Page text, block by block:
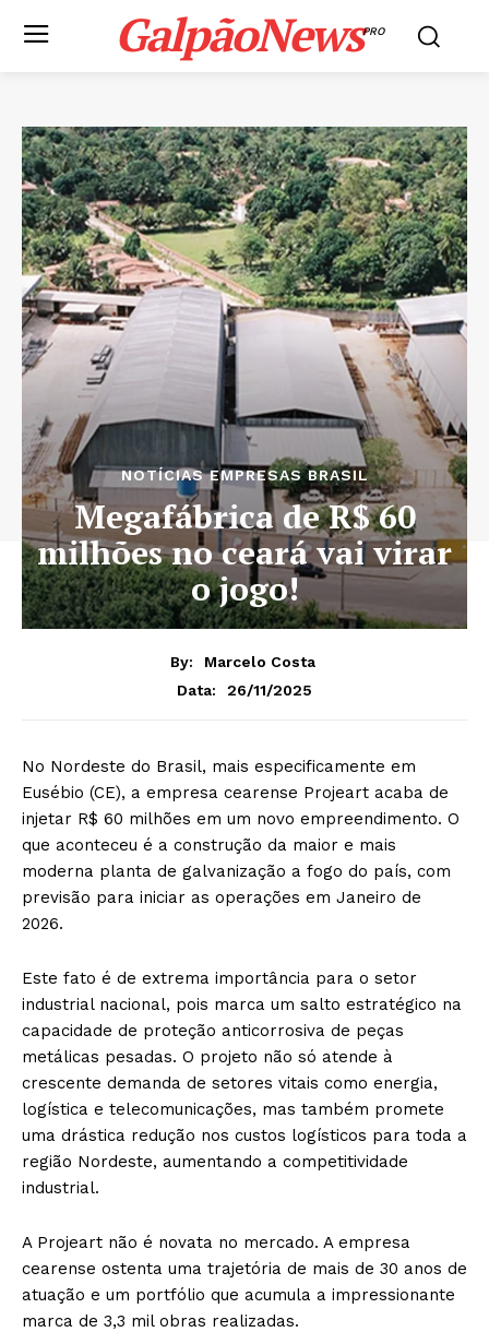
GalpãoNewsPRO
NOTÍCIAS EMPRESAS BRASIL
Megafábrica de R$ 60
milhões no ceará vai virar
o jogo!
By:
Marcelo Costa
Data:
26/11/2025
No Nordeste do Brasil, mais especificamente em
Eusébio (CE), a empresa cearense Projeart acaba de
injetar R$ 60 milhões em um novo empreendimento. O
que aconteceu é a construção da maior e mais
moderna planta de galvanização a fogo do país, com
previsão para iniciar as operações em Janeiro de
2026.
Este fato é de extrema importância para o setor
industrial nacional, pois marca um salto estratégico na
capacidade de proteção anticorrosiva de peças
metálicas pesadas. O projeto não só atende à
crescente demanda de setores vitais como energia,
logística e telecomunicações, mas também promete
uma drástica redução nos custos logísticos para toda a
região Nordeste, aumentando a competitividade
industrial.
A Projeart não é novata no mercado. A empresa
cearense ostenta uma trajetória de mais de 30 anos de
atuação e um portfólio que acumula a impressionante
marca de 3,3 mil obras realizadas.